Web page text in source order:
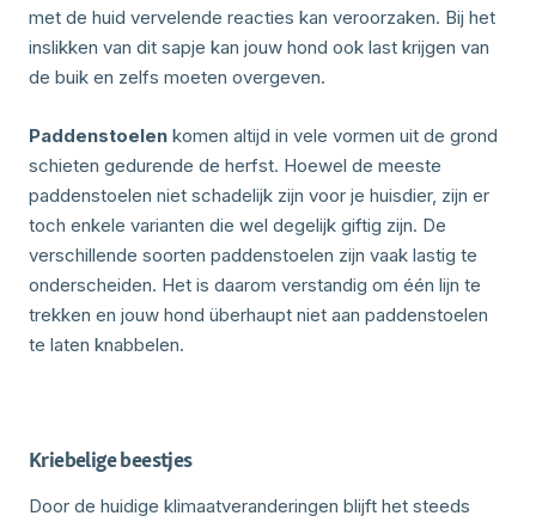
met de huid vervelende reacties kan veroorzaken. Bij het
inslikken van dit sapje kan jouw hond ook last krijgen van
de buik en zelfs moeten overgeven.
Paddenstoelen komen altijd in vele vormen uit de grond
schieten gedurende de herfst. Hoewel de meeste
paddenstoelen niet schadelijk zijn voor je huisdier, zijn er
toch enkele varianten die wel degelijk giftig zijn. De
verschillende soorten paddenstoelen zijn vaak lastig te
onderscheiden. Het is daarom verstandig om één lijn te
trekken en jouw hond überhaupt niet aan paddenstoelen
te laten knabbelen.
Kriebelige beestjes
Door de huidige klimaatveranderingen blijft het steeds